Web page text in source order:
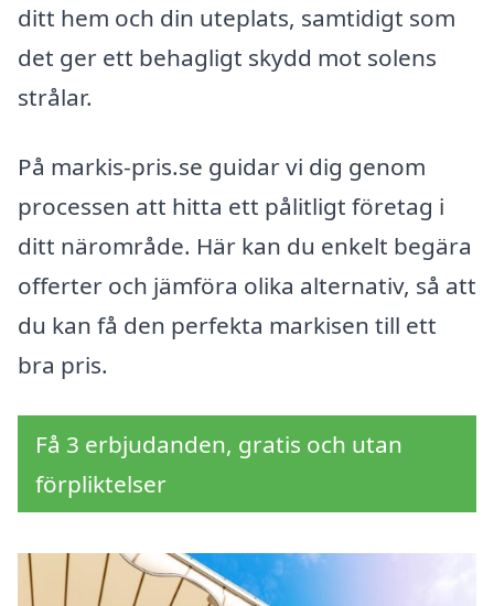
ditt hem och din uteplats, samtidigt som
det ger ett behagligt skydd mot solens
strålar.
På markis-pris.se guidar vi dig genom
processen att hitta ett pålitligt företag i
ditt närområde. Här kan du enkelt begära
offerter och jämföra olika alternativ, så att
du kan få den perfekta markisen till ett
bra pris.
Få 3 erbjudanden, gratis och utan
förpliktelser